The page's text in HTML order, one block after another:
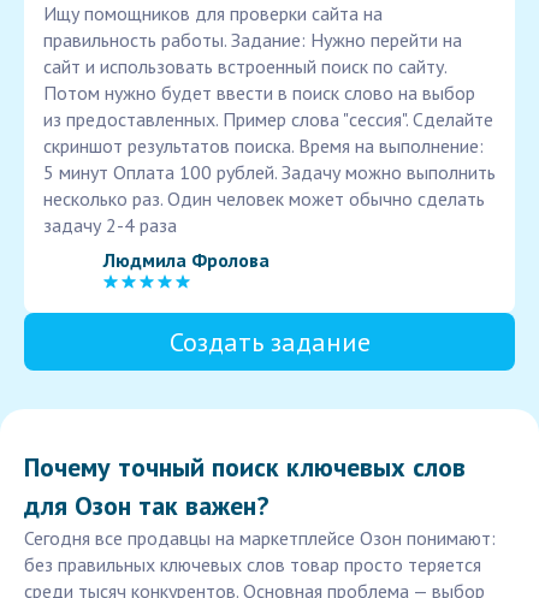
Ищу помощников для проверки сайта на
правильность работы. Задание: Нужно перейти на
сайт и использовать встроенный поиск по сайту.
Потом нужно будет ввести в поиск слово на выбор
из предоставленных. Пример слова "сессия". Сделайте
скриншот результатов поиска. Время на выполнение:
5 минут Оплата 100 рублей. Задачу можно выполнить
несколько раз. Один человек может обычно сделать
задачу 2-4 раза
Людмила Фролова
Создать задание
Почему точный поиск ключевых слов
для Озон так важен?
Сегодня все продавцы на маркетплейсе Озон понимают:
без правильных ключевых слов товар просто теряется
среди тысяч конкурентов. Основная проблема — выбор